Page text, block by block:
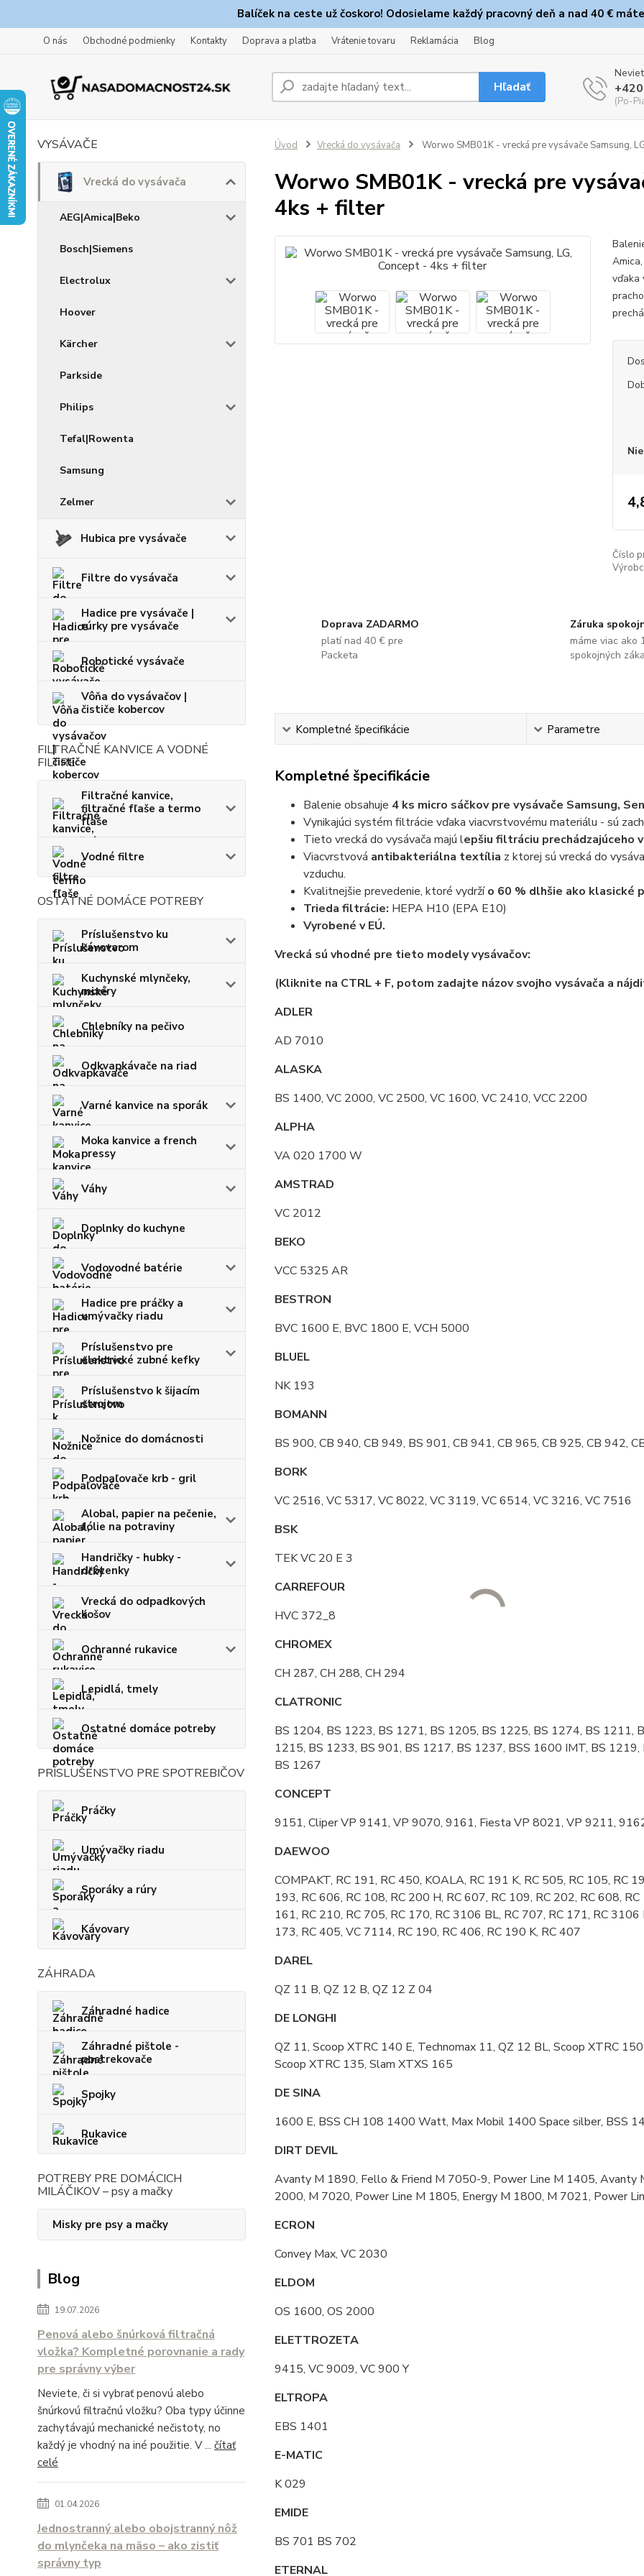
Balíček na ceste už čoskoro! Odosielame každý pracovný deň a nad 40 €
O nás Obchodné podmienky Kontakty Doprava a platba Vrátenie tovaru Reklamácia Blog
Hľadať
(Po-
VYSÁVAČE
Vrecká do vysávača
AEG|Amica|Beko
Bosch|Siemens
Electrolux
Hoover
Kärcher
Parkside
Philips
Tefal|Rowenta
Samsung
Zelmer
Hubica pre vysávače
Filtre do vysávača
Hadice pre vysávače |
rúrky pre vysávače
Robotické vysávače
Vôňa do vysávačov |
čističe kobercov
FILTRAČNÉ KANVICE A VODNÉ
FILTRE
Filtračné kanvice,
filtračné fľaše a termo
fľaše
Vodné filtre
OSTATNÉ DOMÁCE POTREBY
Príslušenstvo ku
kávovarom
Kuchynské mlynčeky,
mixéry
Chlebníky na pečivo
Odkvapkávače na riad
Varné kanvice na sporák
Moka kanvice a french
pressy
Váhy
Doplnky do kuchyne
Vodovodné batérie
Hadice pre práčky a
umývačky riadu
Príslušenstvo pre
elektrické zubné kefky
Príslušenstvo k šijacím
strojom
Nožnice do domácnosti
Podpaľovače krb - gril
Alobal, papier na pečenie,
fólie na potraviny
Handričky - hubky -
drôtenky
Vrecká do odpadkových
košov
Ochranné rukavice
Lepidlá, tmely
Ostatné domáce potreby
PRÍSLUŠENSTVO PRE SPOTREBIČOV
Práčky
Umývačky riadu
Sporáky a rúry
Kávovary
ZÁHRADA
Záhradné hadice
Záhradné pištole -
postrekovače
Spojky
Rukavice
POTREBY PRE DOMÁCICH
MILÁČIKOV – psy a mačky
Misky pre psy a mačky
Blog
19.07.2026
Penová alebo šnúrková filtračná
vložka? Kompletné porovnanie a rady
pre správny výber
Neviete, či si vybrať penovú alebo
šnúrkovú filtračnú vložku? Oba typy účinne
zachytávajú mechanické nečistoty, no
každý je vhodný na iné použitie. V ... čítať
celé
01.04.2026
Jednostranný alebo obojstranný nôž
do mlynčeka na mäso – ako zistiť
správny typ
Úvod Vrecká do vysávača Worwo SMB01K - vrecká pre vysávače Samsung,
Worwo SMB01K - vrecká pre
4ks + filter
vďaka
Číslo
Doprava ZADARMO
platí nad 40 € pre
Packeta
Záruka
máme viac ako
spokojných
Kompletné špecifikácie Parametre
Kompletné špecifikácie
Balenie obsahuje 4 ks micro sáčkov pre vysávače Samsung,
Vynikajúci systém filtrácie vďaka viacvrstvovému materiálu - sú
Tieto vrecká do vysávača majú lepšiu filtráciu prechádzajúceho
Viacvrstvová antibakteriálna textília z ktorej sú vrecká do
vzduchu.
Kvalitnejšie prevedenie, ktoré vydržío 60 % dlhšie ako klasické
Trieda filtrácie: HEPA H10 (EPA E10)
Vyrobené v EÚ.
Vrecká sú vhodné pre tieto modely vysávačov:
(Kliknite na CTRL + F, potom zadajte názov svojho vysávača a
ADLER
AD 7010
ALASKA
BS 1400, VC 2000, VC 2500, VC 1600, VC 2410, VCC 2200
ALPHA
VA 020 1700 W
AMSTRAD
VC 2012
BEKO
VCC 5325 AR
BESTRON
BVC 1600 E, BVC 1800 E, VCH 5000
BLUEL
NK 193
BOMANN
BS 900, CB 940, CB 949, BS 901, CB 941, CB 965, CB 925, CB 942,
BORK
VC 2516, VC 5317, VC 8022, VC 3119, VC 6514, VC 3216, VC 7516
BSK
TEK VC 20 E 3
CARREFOUR
HVC 372_8
CHROMEX
CH 287, CH 288, CH 294
CLATRONIC
BS 1204, BS 1223, BS 1271, BS 1205, BS 1225, BS 1274, BS 1211,
1215, BS 1233, BS 901, BS 1217, BS 1237, BSS 1600 IMT, BS
BS 1267
CONCEPT
9151, Cliper VP 9141, VP 9070, 9161, Fiesta VP 8021, VP 9211,
DAEWOO
COMPAKT, RC 191, RC 450, KOALA, RC 191 K, RC 505, RC 105, RC
193, RC 606, RC 108, RC 200 H, RC 607, RC 109, RC 202, RC 608,
161, RC 210, RC 705, RC 170, RC 3106 BL, RC 707, RC 171, RC
173, RC 405, VC 7114, RC 190, RC 406, RC 190 K, RC 407
DAREL
QZ 11 B, QZ 12 B, QZ 12 Z 04
DE LONGHI
QZ 11, Scoop XTRC 140 E, Technomax 11, QZ 12 BL, Scoop XTRC
Scoop XTRC 135, Slam XTXS 165
DE SINA
1600 E, BSS CH 108 1400 Watt, Max Mobil 1400 Space silber, BSS
DIRT DEVIL
Avanty M 1890, Fello & Friend M 7050-9, Power Line M 1405,
2000, M 7020, Power Line M 1805, Energy M 1800, M 7021, Power
ECRON
Convey Max, VC 2030
ELDOM
OS 1600, OS 2000
ELETTROZETA
9415, VC 9009, VC 900 Y
ELTROPA
EBS 1401
E-MATIC
K 029
EMIDE
BS 701 BS 702
ETERNAL